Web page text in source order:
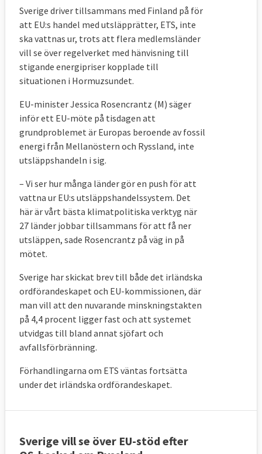
Sverige driver tillsammans med Finland på för
att EU:s handel med utsläpprätter, ETS, inte
ska vattnas ur, trots att flera medlemsländer
vill se över regelverket med hänvisning till
stigande energipriser kopplade till
situationen i Hormuzsundet.
EU-minister Jessica Rosencrantz (M) säger
inför ett EU-möte på tisdagen att
grundproblemet är Europas beroende av fossil
energi från Mellanöstern och Ryssland, inte
utsläppshandeln i sig.
– Vi ser hur många länder gör en push för att
vattna ur EU:s utsläppshandelssystem. Det
här är vårt bästa klimatpolitiska verktyg när
27 länder jobbar tillsammans för att få ner
utsläppen, sade Rosencrantz på väg in på
mötet.
Sverige har skickat brev till både det irländska
ordförandeskapet och EU-kommissionen, där
man vill att den nuvarande minskningstakten
på 4,4 procent ligger fast och att systemet
utvidgas till bland annat sjöfart och
avfallsförbränning.
Förhandlingarna om ETS väntas fortsätta
under det irländska ordförandeskapet.
Sverige vill se över EU-stöd efter